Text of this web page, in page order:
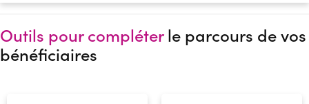
Outils pour compléterle parcours de vos
bénéficiaires